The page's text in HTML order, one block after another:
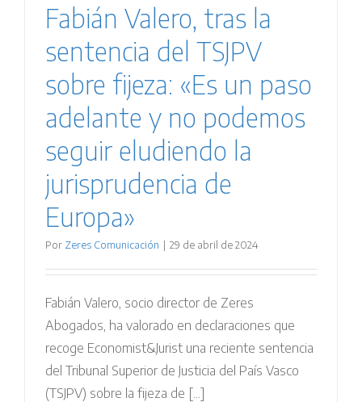
Fabián Valero, tras la
sentencia del TSJPV
sobre fijeza: «Es un paso
adelante y no podemos
seguir eludiendo la
jurisprudencia de
Europa»
Por Zeres Comunicación | 29 de abril de 2024
Fabián Valero, socio director de Zeres
Abogados, ha valorado en declaraciones que
recoge Economist&Jurist una reciente sentencia
del Tribunal Superior de Justicia del País Vasco
(TSJPV) sobre la fijeza de [...]